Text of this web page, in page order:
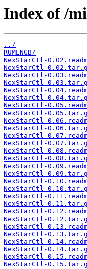
Index of /
../
RUMENGB/
NexStarCtl-
NexStarCtl-
NexStarCtl-
NexStarCtl-
NexStarCtl-
NexStarCtl-
NexStarCtl-
NexStarCtl-
NexStarCtl-
NexStarCtl-
NexStarCtl-
NexStarCtl-
NexStarCtl-
NexStarCtl-
NexStarCtl-
NexStarCtl-
NexStarCtl-
NexStarCtl-
NexStarCtl-
NexStarCtl-
NexStarCtl-
NexStarCtl-
NexStarCtl-
NexStarCtl-
NexStarCtl-
NexStarCtl-
NexStarCtl-
NexStarCtl-